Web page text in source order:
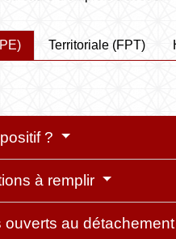
Territoriale (FPT)
?
à remplir
au